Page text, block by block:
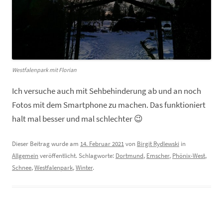
Westfalenpark mit Florian
Ich versuche auch mit Sehbehinderung ab und an noch
Fotos mit dem Smartphone zu machen. Das funktioniert
halt mal besser und mal schlechter 😉
Dieser Beitrag wurde am 14. Februar 2021von Birgit Rydlewski in
Allgemein veröffentlicht. Schlagworte: Dortmund, Emscher, Phönix-West,
Schnee,Westfalenpark,Winter.